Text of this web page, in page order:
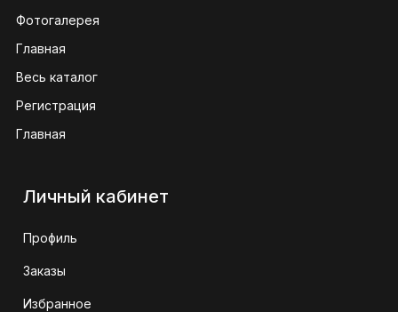
Фотогалерея
Главная
Весь каталог
Регистрация
Главная
Личный кабинет
Профиль
Заказы
Избранное